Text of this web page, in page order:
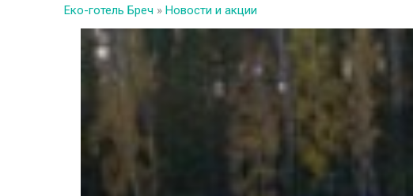
Еко-готель Бреч » Новости и акции